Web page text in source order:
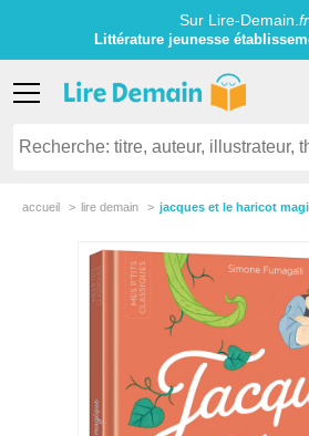
Sur Lire-Demain. fr
Littérature jeunesse
accueil lire demain jacques et le haricot